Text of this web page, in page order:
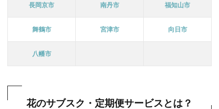
長岡京市 南丹市 福知山市
舞鶴市 宮津市 向日市
八幡市
花のサブスク・定期便サービスとは？